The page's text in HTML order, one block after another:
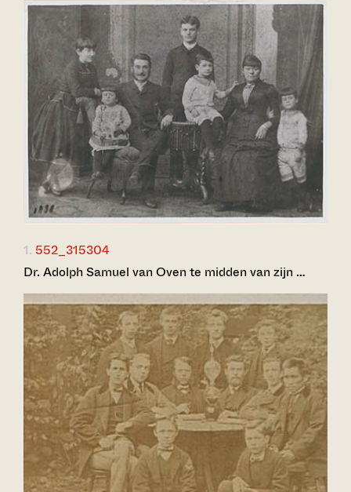
1. 552_315304
Dr. Adolph Samuel van Oven te midden van zijn …